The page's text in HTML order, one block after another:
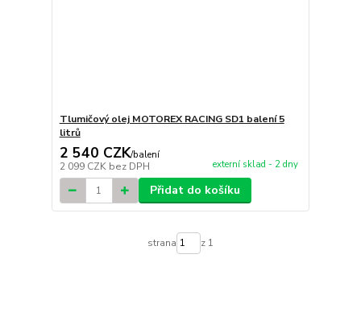
Tlumičový olej MOTOREX RACING SD1 balení 5
litrů
2 540 CZK/balení
2 099 CZK bez DPH externí sklad - 2 dny
Přidat do košíku
strana z 1